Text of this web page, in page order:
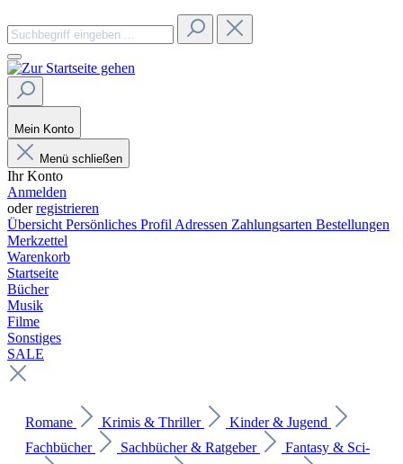
Mein Konto
Menü schließen
Ihr Konto
Anmelden
oderregistrieren
Übersicht Persönliches Profil Adressen Zahlungsarten Bestellungen
Merkzettel
Warenkorb
Startseite
Bücher
Musik
Filme
Sonstiges
SALE
Romane Krimis & Thriller
Kinder & Jugend
Fachbücher
Sachbücher & Ratgeber
Fantasy & Sci-